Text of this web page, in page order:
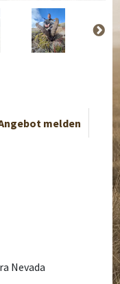
melden
Nevada